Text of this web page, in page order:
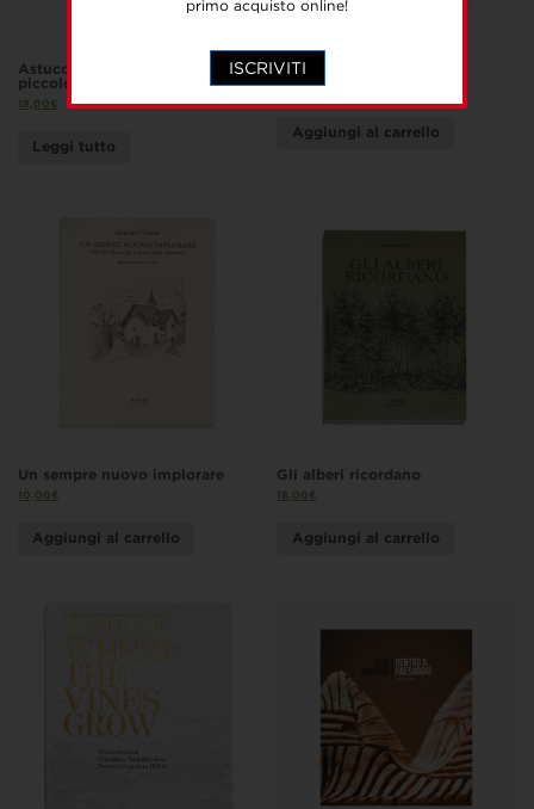
primo acquisto online!
ISCRIVITI
Astuccio “LetterBugs” grande e
piccolo
18,00€
Leggi tutto
A riveder le stelle
30,00€
Aggiungi al carrello
Un sempre nuovo implorare
10,00€
Aggiungi al carrello
Gli alberi ricordano
18,00€
Aggiungi al carrello